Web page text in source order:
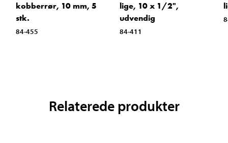
kobberrør, 10 mm, 5
stk.
84-455
lige, 10 x 1/2",
udvendig
84-411
Relaterede produkter